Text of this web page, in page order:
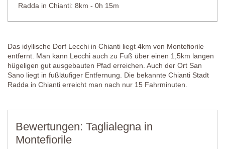
Radda in Chianti: 8km - 0h 15m
Das idyllische Dorf Lecchi in Chianti liegt 4km von Montefiorile
entfernt. Man kann Lecchi auch zu Fuß über einen 1,5km langen
hügeligen gut ausgebauten Pfad erreichen. Auch der Ort San
Sano liegt in fußläufiger Entfernung. Die bekannte Chianti Stadt
Radda in Chianti erreicht man nach nur 15 Fahrminuten.
Bewertungen: Taglialegna in
Montefiorile